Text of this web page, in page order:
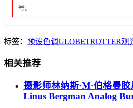
号。
标签： 预设色调GLOBETROTTER观
相关推荐
摄影师林纳斯·M·伯格曼
Linus Bergman Analog